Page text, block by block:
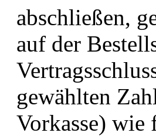
abschließen,
auf der
gewählten
Vorkasse) wie